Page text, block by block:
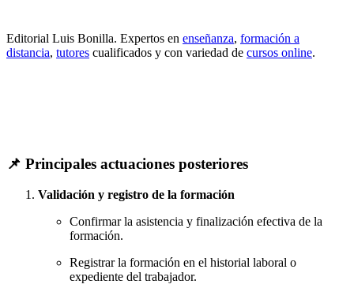
Editorial Luis Bonilla. Expertos en enseñanza, formación a
distancia, tutores cualificados y con variedad de cursos online.
📌 Principales actuaciones posteriores
Validación y registro de la formación
Confirmar la asistencia y finalización efectiva de la
formación.
Registrar la formación en el historial laboral o
expediente del trabajador.